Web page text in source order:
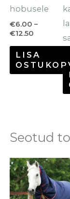
hobusele
€6.00 –
€12.50
LISA
Seotud